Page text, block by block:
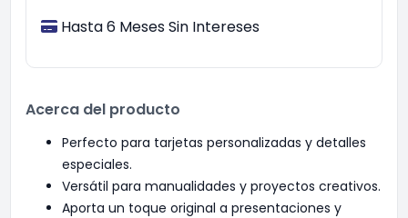
Hasta 6 Meses Sin Intereses
Acerca del producto
Perfecto para tarjetas personalizadas y detalles
especiales.
Versátil para manualidades y proyectos creativos.
Aporta un toque original a presentaciones y